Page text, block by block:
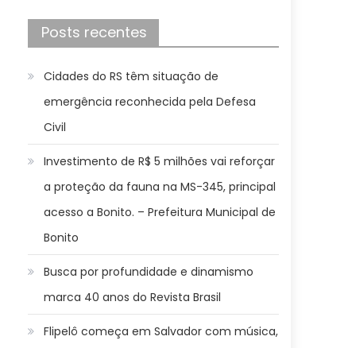
Posts recentes
Cidades do RS têm situação de
emergência reconhecida pela Defesa
Civil
Investimento de R$ 5 milhões vai reforçar
a proteção da fauna na MS-345, principal
acesso a Bonito. – Prefeitura Municipal de
Bonito
Busca por profundidade e dinamismo
marca 40 anos do Revista Brasil
Flipelô começa em Salvador com música,